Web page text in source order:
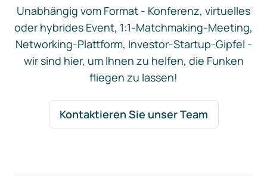
Unabhängig vom Format - Konferenz, virtuelles
oder hybrides Event, 1:1-Matchmaking-Meeting,
Networking-Plattform, Investor-Startup-Gipfel -
wir sind hier, um Ihnen zu helfen, die Funken
fliegen zu lassen!
Kontaktieren Sie unser Team